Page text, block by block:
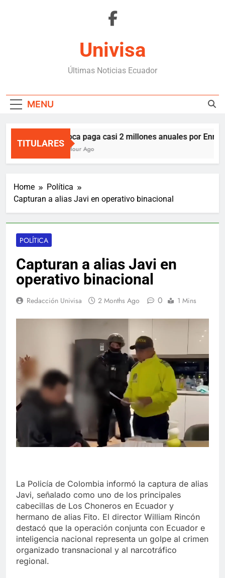
Univisa
Últimas Noticias Ecuador
MENU
TITULARES
Boca paga casi 2 millones anuales por Enner
1 Hour Ago
Home
Política
Capturan a alias Javi en operativo binacional
POLÍTICA
Capturan a alias Javi en
operativo binacional
Redacción Univisa 2 Months Ago 0 1 Mins
La Policía de Colombia informó la captura de alias
Javi, señalado como uno de los principales
cabecillas de Los Choneros en Ecuador y
hermano de alias Fito. El director William Rincón
destacó que la operación conjunta con Ecuador e
inteligencia nacional representa un golpe al crimen
organizado transnacional y al narcotráfico
regional.